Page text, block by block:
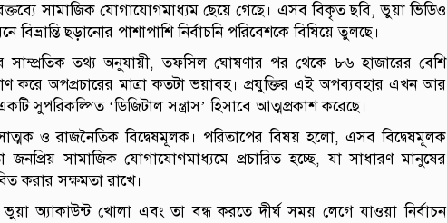
সামাজিক যোগাযোগমাধ্যম ছেয়ে গেছে। এসব বিকৃত ছবি, ভুয়া ভিডিও
বিভ্রান্তি ছড়ানোর পাশাপাশি নির্বাচনি পরিবেশকে বিষিয়ে তুলছে।
সাম্প্রতিক তথ্য অনুযায়ী, তফসিল ঘোষণার পর থেকে ৮৬ হাজারের বেশি
করে অপপ্রচারের মাত্রা কতটা ভয়াবহ। প্রযুক্তির এই অপব্যবহার এখন আর
সুপরিকল্পিত ‘ডিজিটাল সন্ত্রাস’ হিসাবে আত্মপ্রকাশ করেছে।
ও রাজনৈতিক বিদ্বেষমূলক। পরিতাপের বিষয় হলো, এসব বিদ্বেষমূলক
সামাজিক যোগাযোগমাধ্যমে প্রচারিত হচ্ছে, যা সাধারণ মানুষের
করার সক্ষমতা রাখে।
ভুয়া অ্যাকাউন্ট খোলা এবং তা বন্ধ করতে দীর্ঘ সময় লেগে যাওয়া নির্বাচন